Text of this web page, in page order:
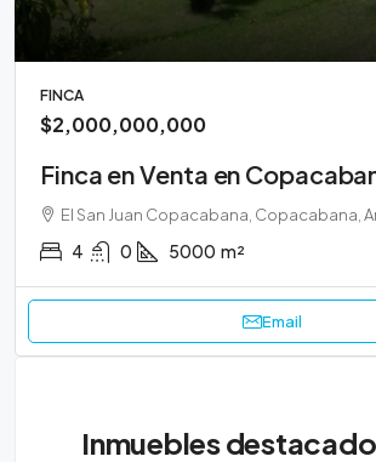
FINCA
$2,000,000,000
Finca en Venta en
El San Juan Copacabana, Copacabana,
4 0 5000 m²
Email
Inmuebles